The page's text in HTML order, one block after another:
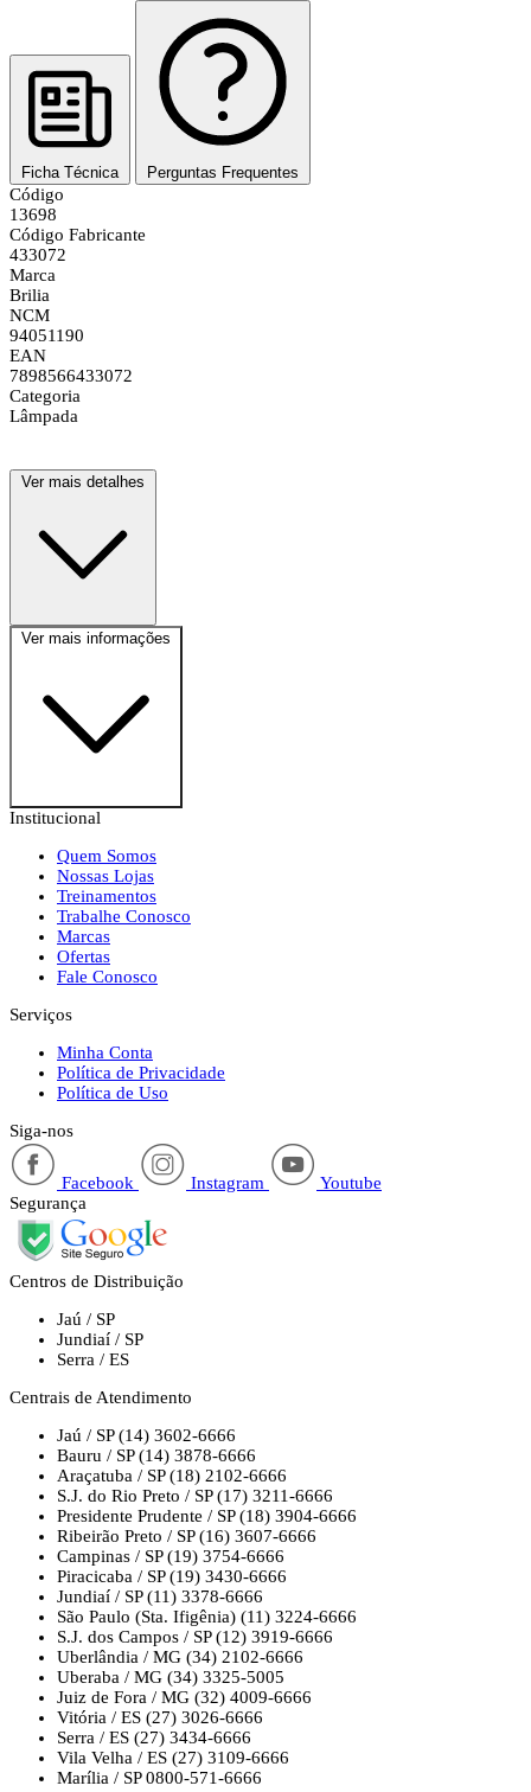
Ficha Técnica Perguntas Frequentes
Código
13698
Código Fabricante
433072
Marca
Brilia
NCM
94051190
EAN
7898566433072
Categoria
Lâmpada
Ver mais detalhes
Ver mais informações
Institucional
Quem Somos
Nossas Lojas
Treinamentos
Trabalhe Conosco
Marcas
Ofertas
Fale Conosco
Serviços
Minha Conta
Política de Privacidade
Política de Uso
Siga-nos
Facebook Instagram
Youtube
Segurança
Centros de Distribuição
Jaú / SP
Jundiaí / SP
Serra / ES
Centrais de Atendimento
Jaú / SP (14) 3602-6666
Bauru / SP (14) 3878-6666
Araçatuba / SP (18) 2102-6666
S.J. do Rio Preto / SP (17) 3211-6666
Presidente Prudente / SP (18) 3904-6666
Ribeirão Preto / SP (16) 3607-6666
Campinas / SP (19) 3754-6666
Piracicaba / SP (19) 3430-6666
Jundiaí / SP (11) 3378-6666
São Paulo (Sta. Ifigênia) (11) 3224-6666
S.J. dos Campos / SP (12) 3919-6666
Uberlândia / MG (34) 2102-6666
Uberaba / MG (34) 3325-5005
Juiz de Fora / MG (32) 4009-6666
Vitória / ES (27) 3026-6666
Serra / ES (27) 3434-6666
Vila Velha / ES (27) 3109-6666
Marília / SP 0800-571-6666